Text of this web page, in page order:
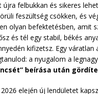
felbukkan és sikeres
feszültség csökken, és
olyan befektetésben, amit
és tél egy stabil, békés
kifizetsz. Egy
a nyugalom a
beírása után
2026 elején új lendületet